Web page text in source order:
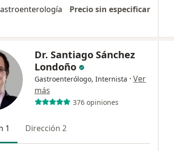
Precio sin especificar
Dr. Santiago Sánchez
Londoño
Gastroenterólogo, Internista · Ver
más
376 opiniones
1 Dirección 2